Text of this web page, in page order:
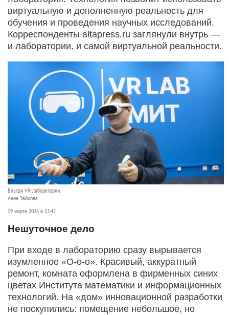
виртуальную и дополненную реальность для
обучения и проведения научных исследований.
Корреспонденты altapress.ru заглянули внутрь —
и лаборатории, и самой виртуальной реальности.
Внутри VR-лаборатории.
Анна Зайкова
19 марта 2024 в 13:42
Нешуточное дело
При входе в лабораторию сразу вырывается
изумленное «О-о-о». Красивый, аккуратный
ремонт, комната оформлена в фирменных синих
цветах Института математики и информационных
технологий. На «дом» инновационной разработки
не поскупились: помещение небольшое, но